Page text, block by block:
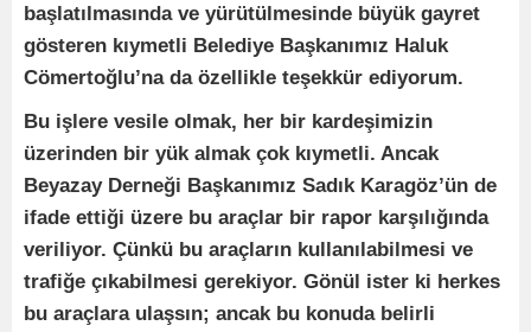
başlatılmasında ve yürütülmesinde büyük gayret
gösteren kıymetli Belediye Başkanımız Haluk
Cömertoğlu’na da özellikle teşekkür ediyorum.
Bu işlere vesile olmak, her bir kardeşimizin
üzerinden bir yük almak çok kıymetli. Ancak
Beyazay Derneği Başkanımız Sadık Karagöz’ün de
ifade ettiği üzere bu araçlar bir rapor karşılığında
veriliyor. Çünkü bu araçların kullanılabilmesi ve
trafiğe çıkabilmesi gerekiyor. Gönül ister ki herkes
bu araçlara ulaşsın; ancak bu konuda belirli